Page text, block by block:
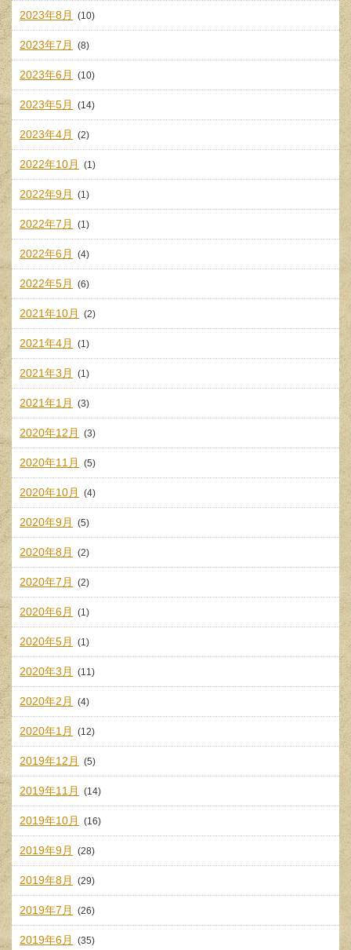
2023年8月 (10)
2023年7月 (8)
2023年6月 (10)
2023年5月 (14)
2023年4月 (2)
2022年10月 (1)
2022年9月 (1)
2022年7月 (1)
2022年6月 (4)
2022年5月 (6)
2021年10月 (2)
2021年4月 (1)
2021年3月 (1)
2021年1月 (3)
2020年12月 (3)
2020年11月 (5)
2020年10月 (4)
2020年9月 (5)
2020年8月 (2)
2020年7月 (2)
2020年6月 (1)
2020年5月 (1)
2020年3月 (11)
2020年2月 (4)
2020年1月 (12)
2019年12月 (5)
2019年11月 (14)
2019年10月 (16)
2019年9月 (28)
2019年8月 (29)
2019年7月 (26)
2019年6月 (35)